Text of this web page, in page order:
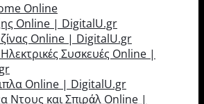
Online
Online | DigitalU.gr
Online | DigitalU.gr
Ηλεκτρικές Συσκευές Online |
Online | DigitalU.gr
Ντους και Σπιράλ Online |